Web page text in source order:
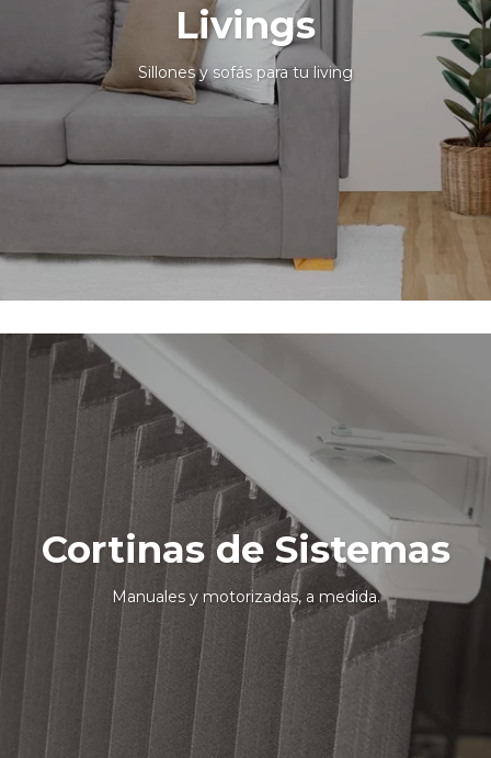
Livings
Sillones y sofás para tu living
Cortinas de Sistemas
Manuales y motorizadas, a medida.